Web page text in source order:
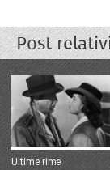
Post
Ultime rime